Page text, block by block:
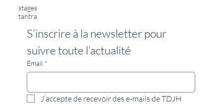
stages
tantra
S’inscrire à la newsletter pour
suivre toute l’actualité
Email *
J’accepte de recevoir des e-mails de TDJH